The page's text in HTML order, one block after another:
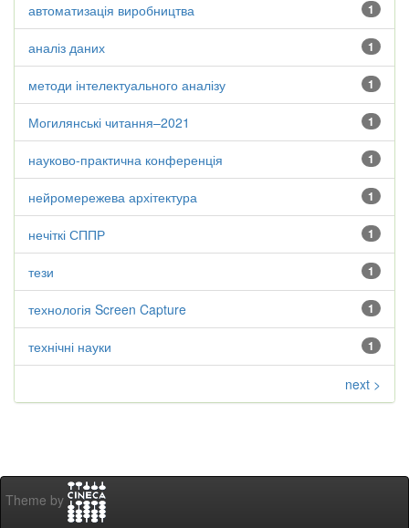
1
автоматизація виробництва
1
аналіз даних
1
методи інтелектуального аналізу
1
Могилянські читання–2021
1
науково-практична конференція
1
нейромережева архітектура
1
нечіткі СППР
1
тези
1
технологія Screen Capture
1
технічні науки
next >
Theme by